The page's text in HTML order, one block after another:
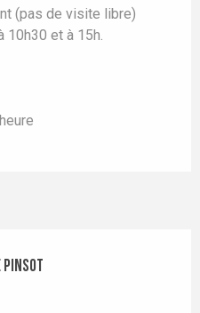
(pas de visite libre)
10h30 et à 15h.
Pinsot